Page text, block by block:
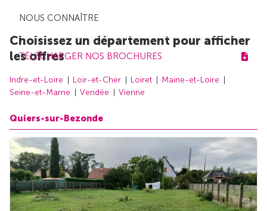
NOUS CONNAÎTRE
TÉLÉCHARGER NOS BROCHURES
Choisissez un département pour afficher
les offres
Indre-et-Loire Loir-et-Cher Loiret
Maine-et-Loire
Seine-et-Marne
Vendée Vienne
Quiers-sur-Bezonde